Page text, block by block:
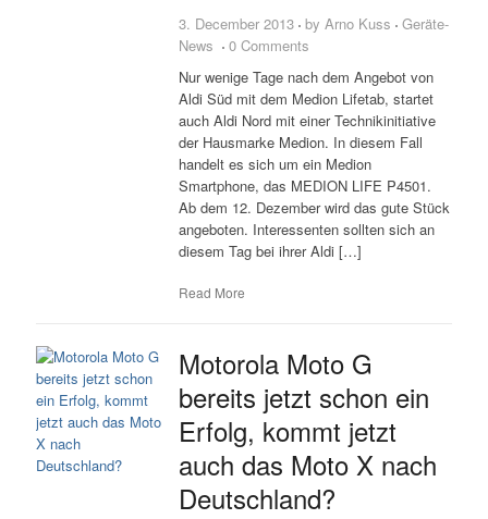
3. December 2013 by Arno Kuss Geräte-
News
0 Comments
Nur wenige Tage nach dem Angebot von
Aldi Süd mit dem Medion Lifetab, startet
auch Aldi Nord mit einer Technikinitiative
der Hausmarke Medion. In diesem Fall
handelt es sich um ein Medion
Smartphone, das MEDION LIFE P4501.
Ab dem 12. Dezember wird das gute Stück
angeboten. Interessenten sollten sich an
diesem Tag bei ihrer Aldi […]
Read More
Motorola Moto G
bereits jetzt schon ein
Erfolg, kommt jetzt
auch das Moto X nach
Deutschland?